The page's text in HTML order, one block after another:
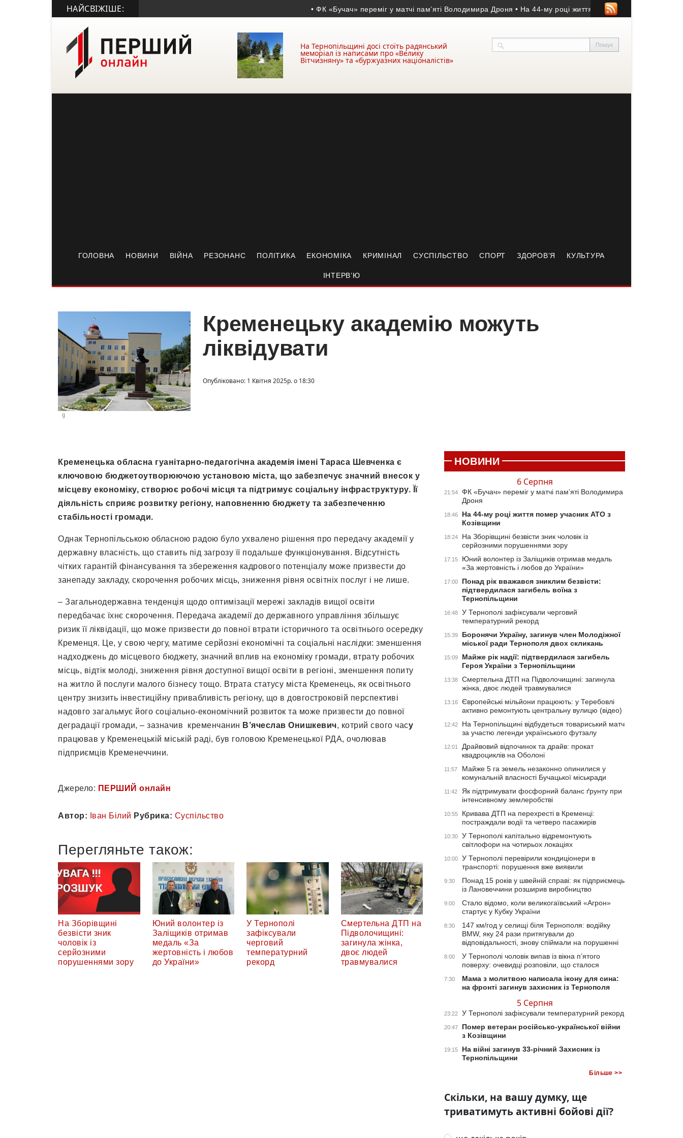
НАЙСВІЖІШЕ: • ФК «Бучач» переміг у матчі пам’яті Володимира Дроня • На 44-му році життя помер учасник АТО з
На Тернопільщині досі стоїть радянський
меморіал із написами про «Велику
Вітчизняну» та «буржуазних націоналістів»
ГОЛОВНА НОВИНИ ВІЙНА РЕЗОНАНС ПОЛІТИКА ЕКОНОМІКА КРИМІНАЛ СУСПІЛЬСТВО СПОРТ ЗДОРОВ’Я КУЛЬТУРА
ІНТЕРВ’Ю
g
Кременецьку академію можуть
ліквідувати
Опубліковано: 1 Квітня 2025р. о 18:30
Кременецька обласна гуанітарно-педагогічна академія імені Тараса Шевченка є
ключовою бюджетоутворюючою установою міста, що забезпечує значний внесок у
місцеву економіку, створює робочі місця та підтримує соціальну інфраструктуру. Її
діяльність сприяє розвитку регіону, наповненню бюджету та забезпеченню
стабільності громади.
Однак Тернопільською обласною радою було ухвалено рішення про передачу академії у
державну власність, що ставить під загрозу її подальше функціонування. Відсутність
чітких гарантій фінансування та збереження кадрового потенціалу може призвести до
занепаду закладу, скорочення робочих місць, зниження рівня освітніх послуг і не лише.
– Загальнодержавна тенденція щодо оптимізації мережі закладів вищої освіти
передбачає їхнє скорочення. Передача академії до державного управління збільшує
ризик її ліквідації, що може призвести до повної втрати історичного та освітнього осередку
Кременця. Це, у свою чергу, матиме серйозні економічні та соціальні наслідки: зменшення
надходжень до місцевого бюджету, значний вплив на економіку громади, втрату робочих
місць, відтік молоді, зниження рівня доступної вищої освіти в регіоні, зменшення попиту
на житло й послуги малого бізнесу тощо. Втрата статусу міста Кременець, як освітнього
центру знизить інвестиційну привабливість регіону, що в довгостроковій перспективі
надовго загальмує його соціально-економічний розвиток та може призвести до повної
деградації громади, – зазначив кременчанин В’ячеслав Онишкевич, котрий свого часу
працював у Кременецькій міській раді, був головою Кременецької РДА, очолював
підприємців Кременеччини.
Джерело: ПЕРШИЙ онлайн
Автор: Іван Білий Рубрика: Суспільство
Перегляньте також:
На Зборівщині
безвісти зник
чоловік із
серйозними
порушеннями зору
Юний волонтер із
Заліщиків отримав
медаль «За
жертовність і любов
до України»
У Тернополі
зафіксували
черговий
температурний
рекорд
Смертельна ДТП на
Підволочищині:
загинула жінка,
двоє людей
травмувалися
НОВИНИ
6 Серпня
21:54
ФК «Бучач» переміг у матчі пам’яті Володимира
Дроня
18:46
На 44-му році життя помер учасник АТО з
Козівщини
18:24
На Зборівщині безвісти зник чоловік із
серйозними порушеннями зору
17:15
Юний волонтер із Заліщиків отримав медаль
«За жертовність і любов до України»
17:00
Понад рік вважався зниклим безвісти:
підтвердилася загибель воїна з
Тернопільщини
16:48
У Тернополі зафіксували черговий
температурний рекорд
15:39
Боронячи Україну, загинув член Молодіжної
міської ради Тернополя двох скликань
15:09
Майже рік надії: підтвердилася загибель
Героя України з Тернопільщини
13:38
Смертельна ДТП на Підволочищині: загинула
жінка, двоє людей травмувалися
13:16
Європейські мільйони працюють: у Теребовлі
активно ремонтують центральну вулицю (відео)
12:42
На Тернопільщині відбудеться товариський матч
за участю легенди українського футзалу
12:01
Драйвовий відпочинок та драйв: прокат
квадроциклів на Оболоні
11:57
Майже 5 га земель незаконно опинилися у
комунальній власності Бучацької міськради
11:42
Як підтримувати фосфорний баланс ґрунту при
інтенсивному землеробстві
10:55
Кривава ДТП на перехресті в Кременці:
постраждали водії та четверо пасажирів
10:30
У Тернополі капітально відремонтують
світлофори на чотирьох локаціях
10:00
У Тернополі перевірили кондиціонери в
транспорті: порушення вже виявили
9:30
Понад 15 років у швейній справі: як підприємець
із Лановеччини розширив виробництво
9:00
Стало відомо, коли великогаївський «Агрон»
стартує у Кубку України
8:30
147 км/год у селищі біля Тернополя: водійку
BMW, яку 24 рази притягували до
відповідальності, знову спіймали на порушенні
8:00
У Тернополі чоловік випав із вікна п’ятого
поверху: очевидці розповіли, що сталося
7:30
Мама з молитвою написала ікону для сина:
на фронті загинув захисник із Тернополя
5 Серпня
23:22 У Тернополі зафіксували температурний рекорд
20:47
Помер ветеран російсько-української війни
з Козівщини
19:15
На війні загинув 33-річний Захисник із
Тернопільщини
Більше >>
Скільки, на вашу думку, ще
триватимуть активні бойові дії?